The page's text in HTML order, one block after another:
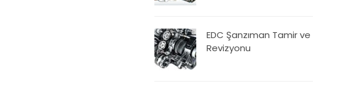
EDC Şanzıman Tamir ve
Revizyonu